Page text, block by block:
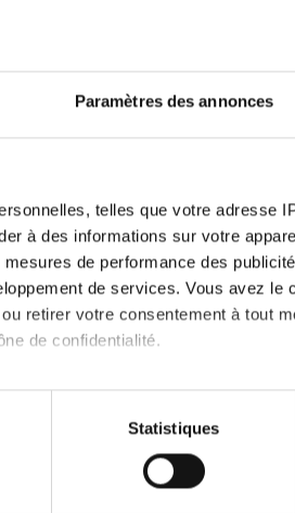
Paramètres des annonces
telles que votre adresse
à des informations sur votre
de performance des
de services. Vous avez le
retirer votre consentement à tout
de confidentialité.
qui peuvent être
et définir vos
Statistiques
Leaflet | ©